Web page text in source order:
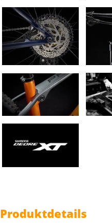
Produktdetails